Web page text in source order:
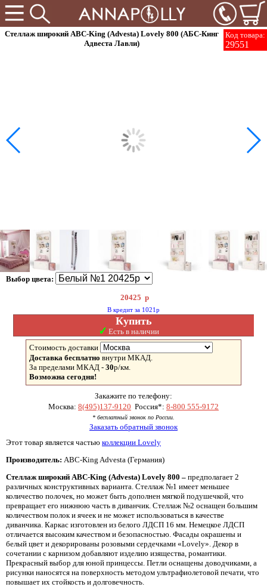
Код товара:
29551
Стеллаж широкий ABC-King (Advesta) Lovely 800 (АБС-Кинг
Адвеста Лавли)
Выбор цвета:
20425 р
В кредит за 1021р
Купить
✓ Есть в наличии
Стоимость доставки
Доставка бесплатно внутри МКАД.
За пределами МКАД - 30р/км.
Возможна сегодня!
Закажите по телефону:
Москва: 8(495)137-9120 Россия*: 8-800 555-9172
* бесплатный звонок по России.
Заказать обратный звонок
Этот товар является частью коллекции Lovely
Производитель: ABC-King Advesta (Германия)
Стеллаж широкий ABC-King (Advesta) Lovely 800 – предполагает 2
различных конструктивных варианта. Стеллаж №1 имеет меньшее
количество полочек, но может быть дополнен мягкой подушечкой, что
превращает его нижнюю часть в диванчик. Стеллаж №2 оснащен большим
количеством полок и ячеек и не может использоваться в качестве
диванчика. Каркас изготовлен из белого ЛДСП 16 мм. Немецкое ЛДСП
отличается высоким качеством и безопасностью. Фасады окрашены и
белый цвет и декорированы розовыми сердечками «Lovely». Декор в
сочетании с карнизом добавляют изделию изящества, романтики.
Прекрасный выбор для юной принцессы. Петли оснащены доводчиками, а
рисунки наносятся на поверхность методом ультрафиолетовой печати, что
повышает их стойкость и долговечность.